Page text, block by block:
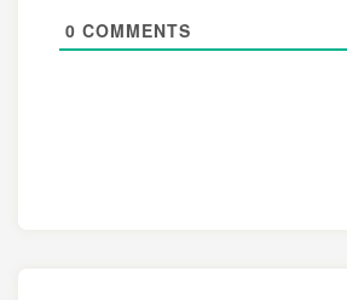
0 COMMENTS